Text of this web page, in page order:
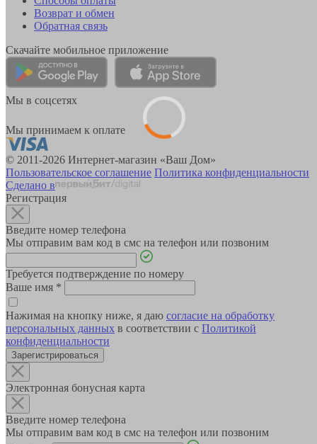
Возврат и обмен
Обратная связь
Скачайте мобильное приложение
Мы в соцсетях
Мы принимаем к оплате
© 2011-2026 Интернет-магазин «Ваш Дом»
Пользовательское соглашение Политика конфиденциальности
Сделано в
Регистрация
Введите номер телефона
Мы отправим вам код в смс на телефон или позвоним
Требуется подтверждение по номеру
Ваше имя *
Нажимая на кнопку ниже, я даю согласие на обработку
персональных данных в соответствии с Политикой
конфиденциальности
Зарегистрироваться
Электронная бонусная карта
Введите номер телефона
Мы отправим вам код в смс на телефон или позвоним